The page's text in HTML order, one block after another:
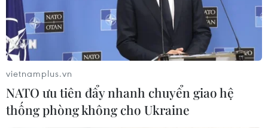
Tây Ấn Độ vừa kêu gọi chính phủ ban bố tình
trạng khẩn cấp quốc gia về tình hình nắng nóng
cực đoan đang diễn ra ở quốc gia Nam Á này,
với con số tử vong vì nắng nóng được báo cáo
lên đến hàng trăm người.
Ấn Độ đang hứng chịu đợt nắng nóng cực đoan
với nhiệt độ ở một số thành phố lên tới trên 45
vietnamplus.vn
NATO ưu tiên đẩy nhanh chuyển giao hệ
thống phòng không cho Ukraine